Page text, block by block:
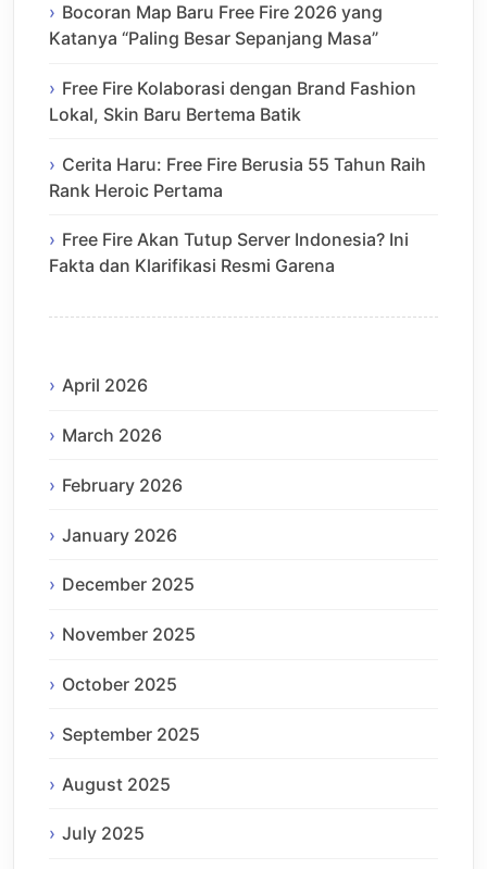
Bocoran Map Baru Free Fire 2026 yang
Katanya “Paling Besar Sepanjang Masa”
Free Fire Kolaborasi dengan Brand Fashion
Lokal, Skin Baru Bertema Batik
Cerita Haru: Free Fire Berusia 55 Tahun Raih
Rank Heroic Pertama
Free Fire Akan Tutup Server Indonesia? Ini
Fakta dan Klarifikasi Resmi Garena
April 2026
March 2026
February 2026
January 2026
December 2025
November 2025
October 2025
September 2025
August 2025
July 2025